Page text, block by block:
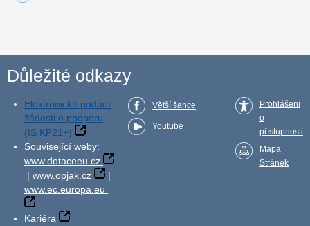
Důležité odkazy
Elektronické podání
žádosti o podporu
(IS KP21+)
Související weby:
www.dotaceeu.cz
| www.opjak.cz
|
www.ec.europa.eu
Kariéra
Větší šance
Youtube
Prohlášení
o
přístupnosti
Mapa
Stránek